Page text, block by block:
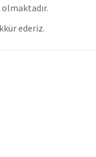
ederiz.